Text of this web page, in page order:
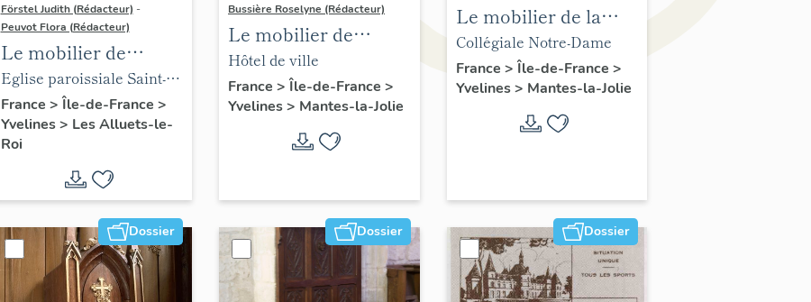
Förstel Judith (Rédacteur) -
Peuvot Flora (Rédacteur)
Le mobilier de
l'église paroissiale
Saint-Nicolas
Eglise paroissiale Saint-
Nicolas
France > Île-de-France >
Yvelines> Les Alluets-le-
Roi
Bussière Roselyne (Rédacteur)
Le mobilier de
l'hôtel de ville
Hôtel de ville
France > Île-de-France >
Yvelines> Mantes-la-Jolie
Le mobilier de la
collégiale
Collégiale Notre-Dame
France > Île-de-France >
Yvelines> Mantes-la-Jolie
Dossier Dossier Dossier